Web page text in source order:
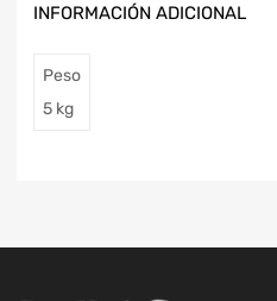
INFORMACIÓN ADICIONAL
Peso
5 kg